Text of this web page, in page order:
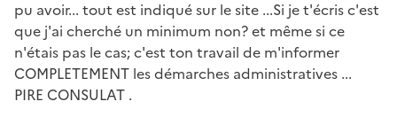
pu avoir... tout est indiqué sur le site ...Si je t'écris c'est
que j'ai cherché un minimum non? et même si ce
n'étais pas le cas; c'est ton travail de m'informer
COMPLETEMENT les démarches administratives ...
PIRE CONSULAT .